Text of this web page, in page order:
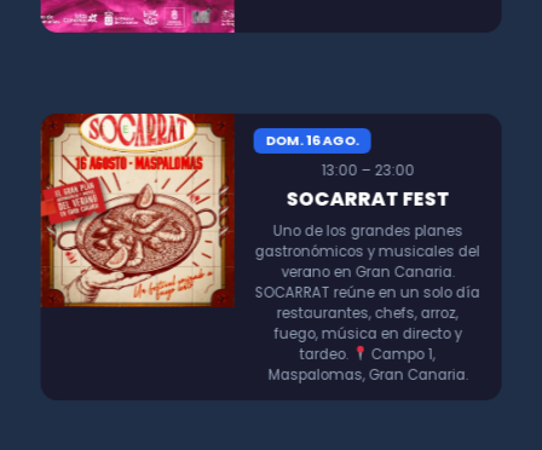
DOM. 16 AGO.
13:00 – 23:00
SOCARRAT FEST
Uno de los grandes planes
gastronómicos y musicales del
verano en Gran Canaria.
SOCARRAT reúne en un solo día
restaurantes, chefs, arroz,
fuego, música en directo y
tardeo.
Campo 1,
Maspalomas, Gran Canaria.